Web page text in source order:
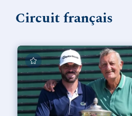
Circuit français